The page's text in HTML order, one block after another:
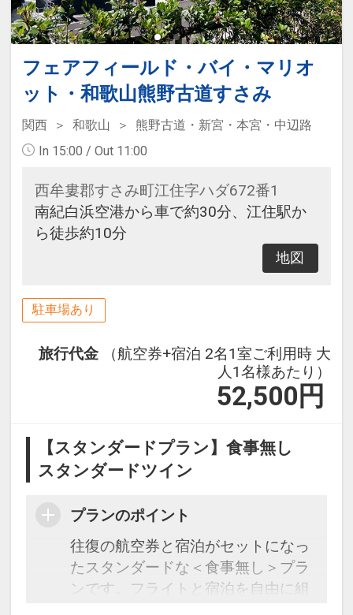
フェアフィールド・バイ・マリオ
ット・和歌山熊野古道すさみ
関西 和歌山
熊野古道・新宮・本宮・中辺路
In 15:00 / Out 11:00
西牟婁郡すさみ町江住字ハダ672番1
南紀白浜空港から車で約30分、江住駅か
ら徒歩約10分
地図
駐車場あり
旅行代金
（航空券+宿泊 2名1室ご利用時 大
人1名様あたり）
52,500 円
【スタンダードプラン】食事無し
スタンダードツイン
プランのポイント
往復の航空券と宿泊がセットになっ
たスタンダードな＜食事無し＞プラ
ンです。フライトと宿泊を自由に組